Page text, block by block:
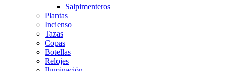
Salpimenteros
Plantas
Incienso
Tazas
Copas
Botellas
Relojes